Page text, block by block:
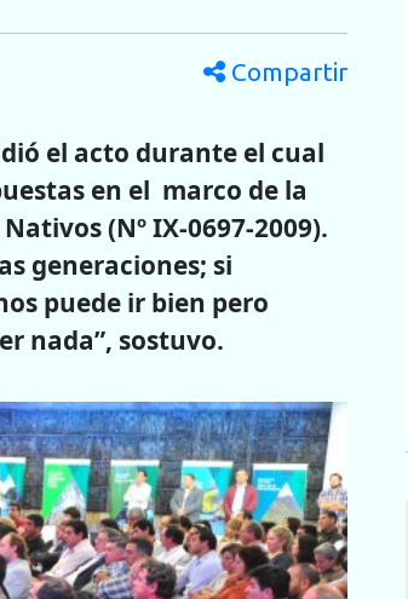
Compartir
el acto durante el cual
en el marco de la
(Nº IX-0697-2009).
generaciones; si
puede ir bien pero
nada”, sostuvo.